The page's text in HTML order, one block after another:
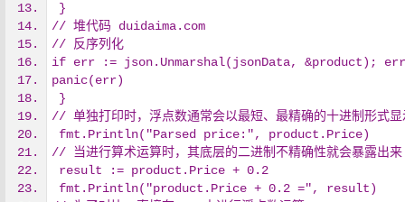
}
// 堆代码 duidaima.com
// 反序列化
if err := json.Unmarshal(jsonData, &product);
panic(err)
}
// 单独打印时，浮点数通常会以最短、最精确的十进制形式显
fmt.Println("Parsed price:", product.Price)
// 当进行算术运算时，其底层的二进制不精确性就会暴露出来
result := product.Price + 0.2
fmt.Println("product.Price + 0.2 =", result)